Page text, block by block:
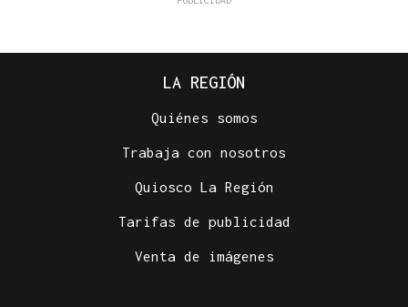
LA REGIÓN
Quiénes somos
Trabaja con nosotros
Quiosco La Región
Tarifas de publicidad
Venta de imágenes